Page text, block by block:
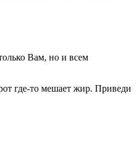
Вам, но и всем
где-то мешает жир. Приведи